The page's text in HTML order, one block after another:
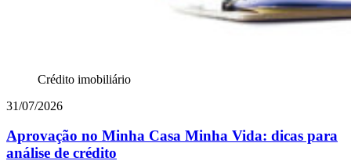
Crédito imobiliário
31/07/2026
Aprovação no Minha Casa Minha Vida: dicas para
análise de crédito